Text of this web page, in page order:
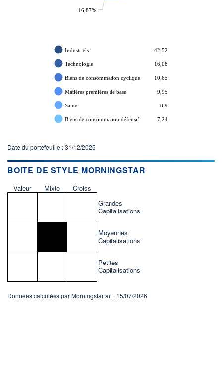
16,87%
Industriels 42,52
Technologie 16,08
Biens de consommation cyclique 10,65
Matières premières de base 9,95
Santé 8,9
Biens de consommation défensif 7,24
Date du portefeuille : 31/12/2025
BOITE DE STYLE MORNINGSTAR
Valeur Mixte
Croiss
Grandes
Capitalisations
Moyennes
Capitalisations
Petites
Capitalisations
Données calculées par Morningstar au : 15/07/2026